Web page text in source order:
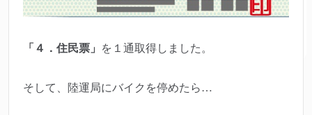
「４．住民票」 を１通取得しました。
そして、陸運局にバイクを停めたら…